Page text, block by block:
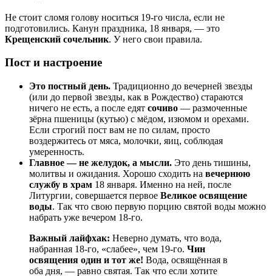
Не стоит сломя голову носиться 19-го числа, если не
подготовились. Канун праздника, 18 января, — это
Крещенский сочельник. У него свои правила.
Пост и настроение
Это постный день. Традиционно до вечерней звезды
(или до первой звезды, как в Рождество) стараются
ничего не есть, а после едят сочиво — размоченные
зёрна пшеницы (кутью) с мёдом, изюмом и орехами.
Если строгий пост вам не по силам, просто
воздержитесь от мяса, молочки, яиц, соблюдая
умеренность.
Главное — не желудок, а мысли. Это день тишины,
молитвы и ожидания. Хорошо сходить на вечернюю
службу в храм 18 января. Именно на ней, после
Литургии, совершается первое Великое освящение
воды. Так что свою первую порцию святой воды можно
набрать уже вечером 18-го.
Важный лайфхак: Неверно думать, что вода,
набранная 18-го, «слабее», чем 19-го. Чин
освящения один и тот же! Вода, освящённая в
оба дня, — равно святая. Так что если хотите